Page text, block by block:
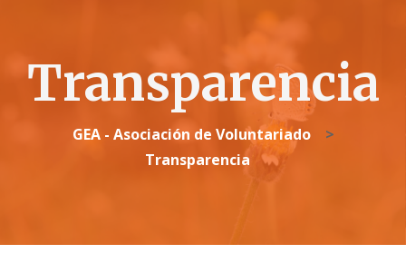
Transparencia
GEA - Asociación de Voluntariado
>
Transparencia